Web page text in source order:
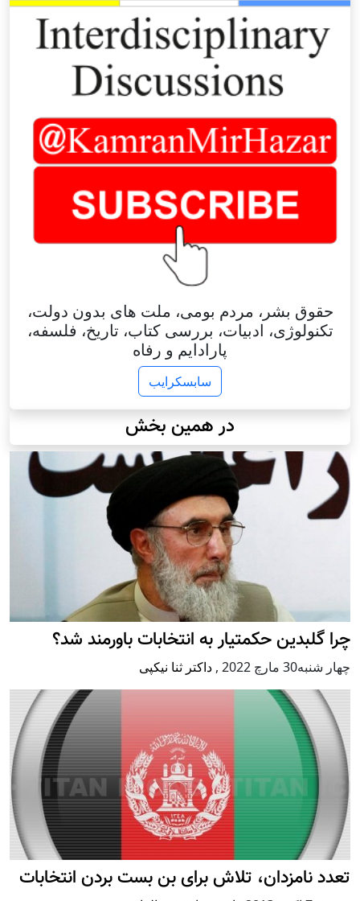
حقوق بشر، مردم بومی، ملت های بدون دولت،
تکنولوژی، ادبیات، بررسی کتاب، تاریخ، فلسفه،
پارادایم و رفاه
سابسکرایب
در همین بخش
چرا گلبدین حکمتیار به انتخابات باورمند شد؟
چهار شنبه30 مارچ 2022 , داکتر ثنا نیکپی
تعدد نامزدان، تلاش برای بن بست بردن انتخابات